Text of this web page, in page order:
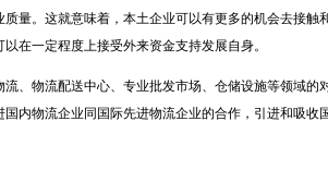
量。这就意味着，本土企业可以有更多的机会去接触
在一定程度上接受外来资金支持发展自身。
、物流配送中心、专业批发市场、仓储设施等领域的
内物流企业同国际先进物流企业的合作，引进和吸收